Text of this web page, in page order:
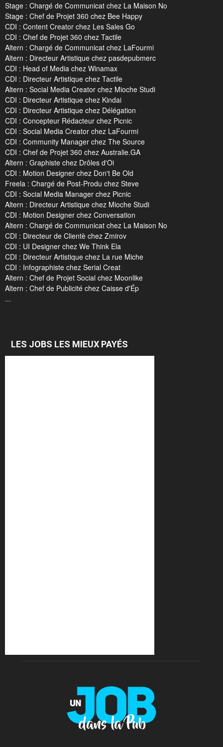
Stage : Chargé de Communicat chez La Maison No
Stage : Chef de Projet 360 chez Bee Happy
CDI : Content Creator chez Les Sales Go
CDI : Chef de Projet 360 chez Tactile
Altern : Chargé de Communicat chez LaFourmi
Altern : Directeur Artistique chez pasdepubmerc
CDI : Head of Media chez Winamax
CDI : Directeur Artistique chez Tactile
Altern : Social Media Creator chez Mioche Studi
CDI : Directeur Artistique chez Kindai
CDI : Directeur Artistique chez Délégation
CDI : Concepteur Rédacteur chez Picnic
CDI : Social Media Creator chez LaFourmi
CDI : Community Manager chez The Source
CDI : Chef de Projet 360 chez Australie.GA
Altern : Graphiste chez Drôles d'Oi
CDI : Motion Designer chez Don't Be Old
Freela : Chargé de Post-Produ chez Steve
CDI : Social Media Manager chez Picnic
Altern : Directeur Artistique chez Mioche Studi
CDI : Motion Designer chez Conversation
Altern : Chargé de Communicat chez La Maison No
CDI : Directeur de Clientè chez Zmirov
CDI : UI Designer chez We Think Ela
CDI : Directeur Artistique chez La rue Miche
CDI : Infographiste chez Serial Creat
Altern : Chef de Projet Social chez Moonlike
Altern : Chef de Publicité chez Caisse d'Ép
...
LES JOBS LES MIEUX PAYÉS